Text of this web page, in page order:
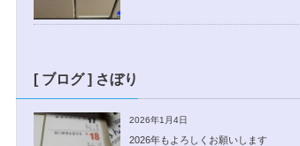
[ ブログ ] さぼり
2026年1月4日
2026年もよろしくお願いします